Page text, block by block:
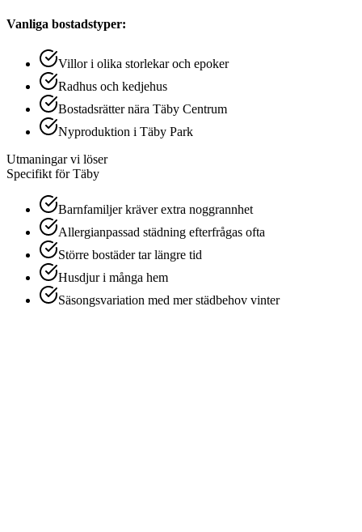
Vanliga bostadstyper:
Villor i olika storlekar och epoker
Radhus och kedjehus
Bostadsrätter nära Täby Centrum
Nyproduktion i Täby Park
Utmaningar vi löser
Specifikt förTäby
Barnfamiljer kräver extra noggrannhet
Allergianpassad städning efterfrågas ofta
Större bostäder tar längre tid
Husdjur i många hem
Säsongsvariation med mer städbehov vinter